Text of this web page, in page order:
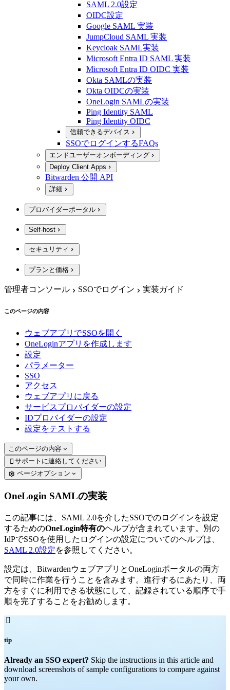
SAML 2.0設定
OIDC設定
Google SAML 実装
JumpCloud SAML 実装
Keycloak SAML実装
Microsoft Entra ID SAML 実装
Microsoft Entra ID OIDC 実装
Okta SAMLの実装
Okta OIDCの実装
OneLogin SAMLの実装
Ping Identity SAML
Ping Identity OIDC
信頼できるデバイス
SSOでログインするFAQs
エンドユーザーオンボーディング
Deploy Client Apps
Bitwarden 公開 API
詳細
プロバイダーポータル
Self-host
セキュリティ
プランと価格
管理者コンソール SSOでログイン 実装ガイド
このページの内容
ウェブアプリでSSOを開く
OneLoginアプリを作成します
設定
パラメーター
SSO
アクセス
ウェブアプリに戻る
サービスプロバイダーの設定
IDプロバイダーの設定
設定をテストする
このページの内容
 サポートに連絡してください
ページオプション
OneLogin SAMLの実装
この記事には、SAML 2.0を介したSSOでのログインを設定
するためのOneLogin特有のヘルプが含まれています。別の
IdPでSSOを使用したログインの設定についてのヘルプは、
SAML 2.0設定を参照してください。
設定は、BitwardenウェブアプリとOneLoginポータルの両方
で同時に作業を行うことを含みます。進行するにあたり、両
方をすぐに利用できる状態にして、記録されている順序で手
順を完了することをお勧めします。

tip
Already an SSO expert? Skip the instructions in this article and
download screenshots of sample configurations to compare against
your own.